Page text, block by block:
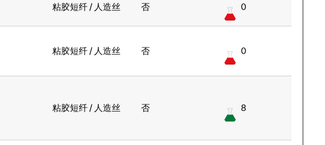
粘胶短纤 / 人造丝 否 0
粘胶短纤 / 人造丝 否 0
粘胶短纤 / 人造丝 否 8